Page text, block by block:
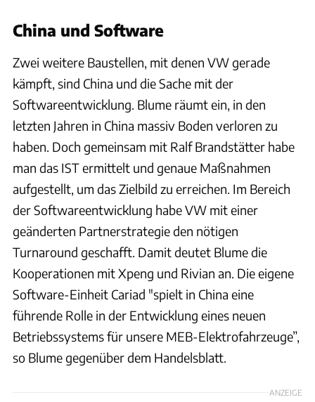
China und Software
Zwei weitere Baustellen, mit denen VW gerade
kämpft, sind China und die Sache mit der
Softwareentwicklung. Blume räumt ein, in den
letzten Jahren in China massiv Boden verloren zu
haben. Doch gemeinsam mit Ralf Brandstätter habe
man das IST ermittelt und genaue Maßnahmen
aufgestellt, um das Zielbild zu erreichen. Im Bereich
der Softwareentwicklung habe VW mit einer
geänderten Partnerstrategie den nötigen
Turnaround geschafft. Damit deutet Blume die
Kooperationen mit Xpeng und Rivian an. Die eigene
Software-Einheit Cariad "spielt in China eine
führende Rolle in der Entwicklung eines neuen
Betriebssystems für unsere MEB-Elektrofahrzeuge”,
so Blume gegenüber dem Handelsblatt.
ANZEIGE